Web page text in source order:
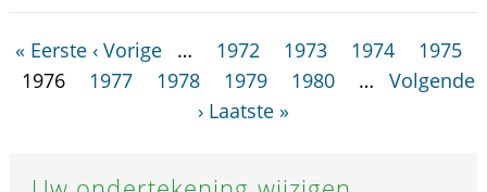
« Eerste ‹ Vorige … 1972 1973 1974
1975
1976
1977 1978 1979 1980 …
Volgende
› Laatste »